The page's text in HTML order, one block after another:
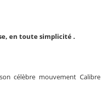
en toute simplicité .
célèbre mouvement Calibre